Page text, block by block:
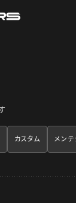
カスタム メンテ